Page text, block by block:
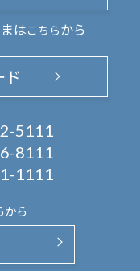
はこちらから
ド
5111
8111
1111
から